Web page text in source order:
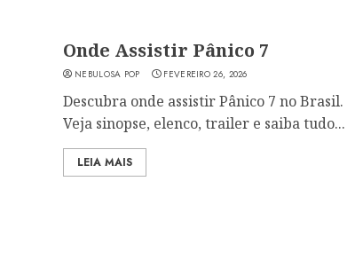
Onde Assistir Pânico 7
NEBULOSA POP FEVEREIRO 26, 2026
Descubra onde assistir Pânico 7 no Brasil.
Veja sinopse, elenco, trailer e saiba tudo...
LEIA MAIS